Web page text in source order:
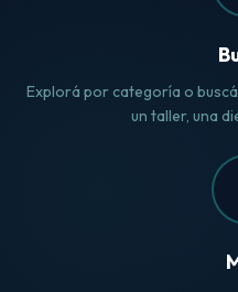
Explorá por categoría o
un taller, una